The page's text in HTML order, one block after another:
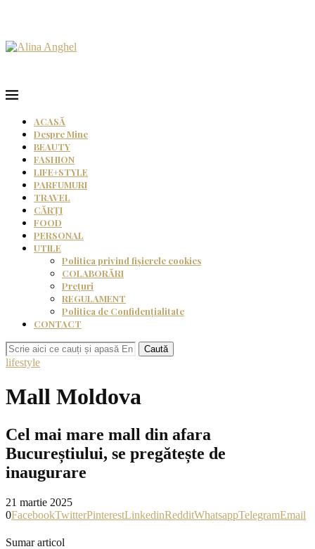
ACASĂ
Despre Mine
BEAUTY
FASHION
LIFE+STYLE
PARFUMURI
TRAVEL
CĂRȚI
FOOD
PERSONAL
UTILE
Politica privind fișierele cookies
COLABORĂRI
Prețuri
REGULAMENT
Politica de Confidențialitate
CONTACT
Caută
lifestyle
Mall Moldova
Cel mai mare mall din afara
Bucureștiului, se pregătește de
inaugurare
21 martie 2025
0FacebookTwitterPinterestLinkedinRedditWhatsappTelegramEmail
Sumar articol